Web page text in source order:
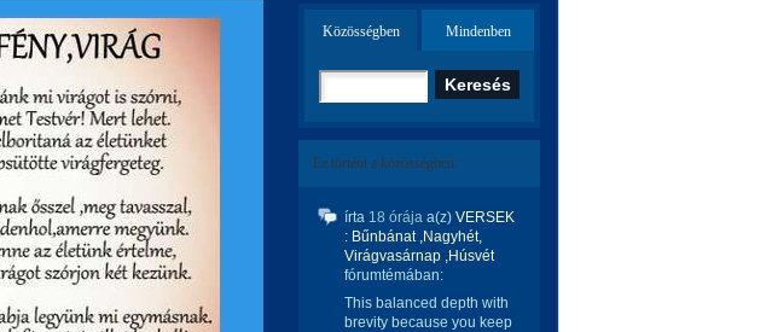
Közösségben Mindenben
Ez történt a közösségben:
írta 18 órája a(z) VERSEK
: Bűnbánat ,Nagyhét,
Virágvasárnap ,Húsvét
fórumtémában:
This balanced depth with
brevity because you keep